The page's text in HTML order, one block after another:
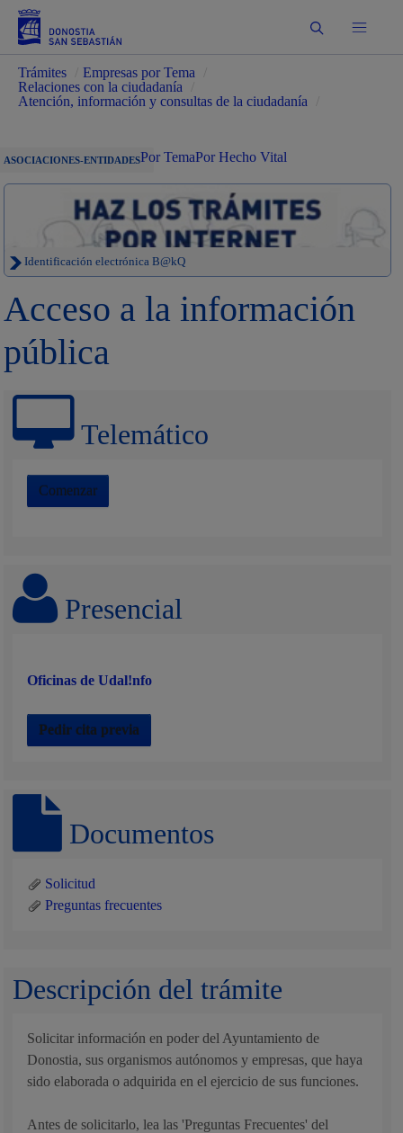
Buscar
Trámites Empresas por Tema
Relaciones con la ciudadanía
Atención, información y consultas de la ciudadanía
ASOCIACIONES-ENTIDADESPor TemaPor Hecho Vital
Identificación electrónica B@kQ
Acceso a la información
pública
Telemático
Comenzar
Presencial
Oficinas de Udal!nfo
Pedir cita previa
Documentos
Solicitud
Preguntas frecuentes
Descripción del trámite
Solicitar información en poder del Ayuntamiento de
Donostia, sus organismos autónomos y empresas, que haya
sido elaborada o adquirida en el ejercicio de sus funciones.
Antes de solicitarlo, lea las 'Preguntas Frecuentes' del